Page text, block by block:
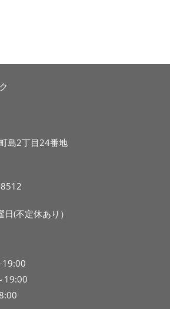
島2丁目24番地
(不定休あり）
19:00